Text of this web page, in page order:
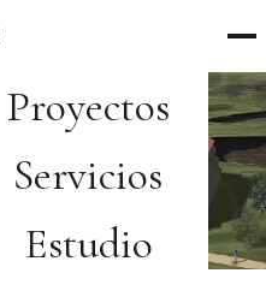
Proyectos
Servicios
Estudio